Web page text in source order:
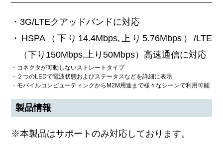
・3G/LTEクアッドバンドに対応
・HSPA（下り14.4Mbps,上り5.76Mbps）/LTE
（下り150Mbps,上り50Mbps）高速通信に対応
・コネクタが可動しないストレートタイプ
・２つのLEDで電波状態およびステータスなどを詳細に表示
・モバイルコンピューティングからM2M用途まで様々なシーンで利用可能
製品情報
※本製品はサポートのみ対応しております。